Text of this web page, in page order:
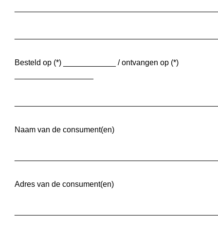
Besteld op (*) ____________ / ontvangen op (*)
Naam van de consument(en)
Adres van de consument(en)